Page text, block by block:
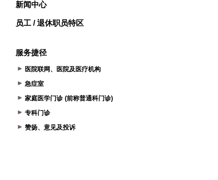
新闻中心
员工 / 退休职员特区
服务捷径
医院联网、医院及医疗机构
急症室
家庭医学门诊 (前称普通科门诊)
专科门诊
赞扬、意见及投诉